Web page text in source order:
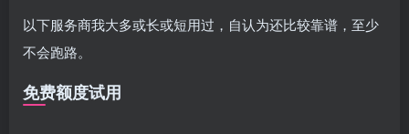
以下服务商我大多或长或短用过，自认为还比较靠谱，至少
不会跑路。
免费额度试用